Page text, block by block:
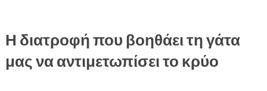
Η διατροφή που βοηθάει τη γάτα
μας να αντιμετωπίσει το κρύο